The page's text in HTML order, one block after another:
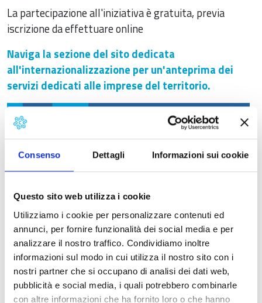
Consenso Dettagli Informazioni sui cookie
Questo sito web utilizza i cookie
Utilizziamo i cookie per personalizzare contenuti ed
annunci, per fornire funzionalità dei social media e per
analizzare il nostro traffico. Condividiamo inoltre
informazioni sul modo in cui utilizza il nostro sito con i
nostri partner che si occupano di analisi dei dati web,
pubblicità e social media, i quali potrebbero combinarle
con altre informazioni che ha fornito loro o che hanno
La partecipazione all'iniziativa è gratuita, previa
iscrizione da effettuare online
Naviga la sezione del sito dedicata
all'internazionalizzazione per un'anteprima dei
servizi dedicati alle imprese del territorio.